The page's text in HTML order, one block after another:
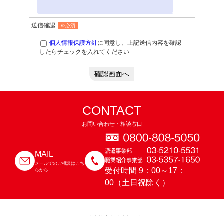
送信確認 ※必須
個人情報保護方針に同意し、上記送信内容を確認
したらチェックを入れてください
確認画面へ
CONTACT
お問い合わせ・相談窓口
MAIL
メールでのご相談はこち
らから
受付時間 9：00～17：
00（土日祝除く）